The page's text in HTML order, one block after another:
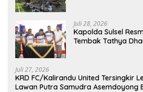
Juli 28, 2026
Kapolda Sulsel
Tembak Tathya
Juli 27, 2026
KRD FC/Kalirandu United Tersingkir
Lawan Putra Samudra Asemdoyong